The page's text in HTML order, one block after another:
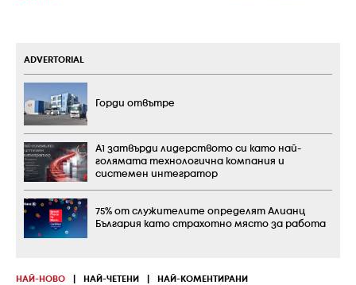
НАЙ-НОВО НАЙ-ЧЕТЕНИ НАЙ-КОМЕНТИРАНИ
ADVERTORIAL
Горди отвътре
А1 затвърди лидерството си като най-
голямата технологична компания и
системен интегратор
75% от служителите определят Алианц
България като страхотно място за работа